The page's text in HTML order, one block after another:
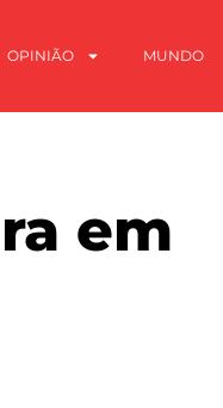
OPINIÃO MUNDO
em